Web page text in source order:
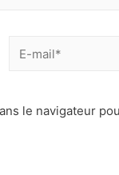
le navigateur